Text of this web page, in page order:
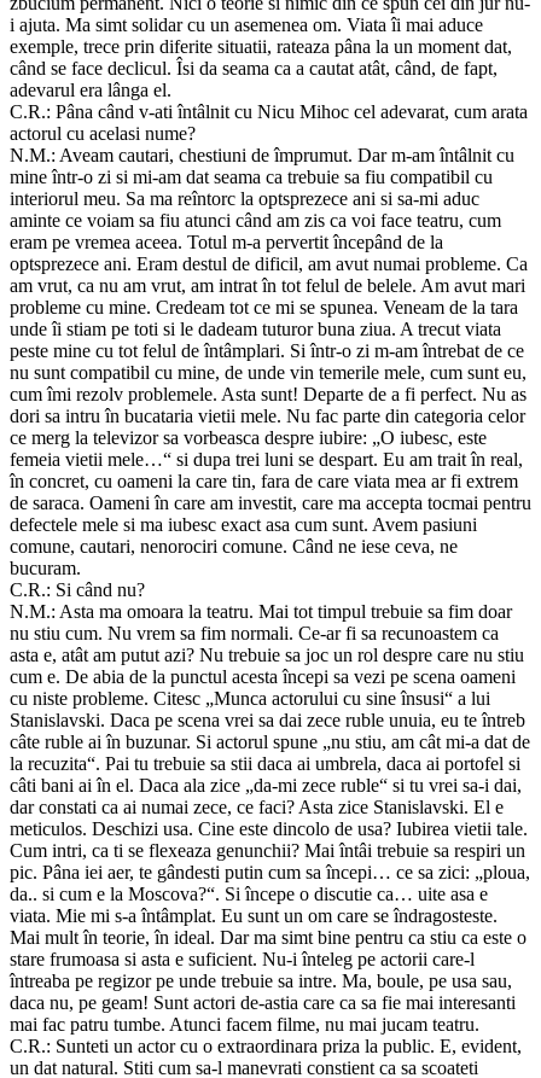
i ajuta. Ma simt solidar cu un asemenea om. Viata îi mai aduce
exemple, trece prin diferite situatii, rateaza pâna la un moment dat,
când se face declicul. Îsi da seama ca a cautat atât, când, de fapt,
adevarul era lânga el.
C.R.: Pâna când v-ati întâlnit cu Nicu Mihoc cel adevarat, cum arata
actorul cu acelasi nume?
N.M.: Aveam cautari, chestiuni de împrumut. Dar m-am întâlnit cu
mine într-o zi si mi-am dat seama ca trebuie sa fiu compatibil cu
interiorul meu. Sa ma reîntorc la optsprezece ani si sa-mi aduc
aminte ce voiam sa fiu atunci când am zis ca voi face teatru, cum
eram pe vremea aceea. Totul m-a pervertit începând de la
optsprezece ani. Eram destul de dificil, am avut numai probleme. Ca
am vrut, ca nu am vrut, am intrat în tot felul de belele. Am avut mari
probleme cu mine. Credeam tot ce mi se spunea. Veneam de la tara
unde îi stiam pe toti si le dadeam tuturor buna ziua. A trecut viata
peste mine cu tot felul de întâmplari. Si într-o zi m-am întrebat de ce
nu sunt compatibil cu mine, de unde vin temerile mele, cum sunt eu,
cum îmi rezolv problemele. Asta sunt! Departe de a fi perfect. Nu as
dori sa intru în bucataria vietii mele. Nu fac parte din categoria celor
ce merg la televizor sa vorbeasca despre iubire: „O iubesc, este
femeia vietii mele…“ si dupa trei luni se despart. Eu am trait în real,
în concret, cu oameni la care tin, fara de care viata mea ar fi extrem
de saraca. Oameni în care am investit, care ma accepta tocmai pentru
defectele mele si ma iubesc exact asa cum sunt. Avem pasiuni
comune, cautari, nenorociri comune. Când ne iese ceva, ne
bucuram.
C.R.: Si când nu?
N.M.: Asta ma omoara la teatru. Mai tot timpul trebuie sa fim doar
nu stiu cum. Nu vrem sa fim normali. Ce-ar fi sa recunoastem ca
asta e, atât am putut azi? Nu trebuie sa joc un rol despre care nu stiu
cum e. De abia de la punctul acesta începi sa vezi pe scena oameni
cu niste probleme. Citesc „Munca actorului cu sine însusi“ a lui
Stanislavski. Daca pe scena vrei sa dai zece ruble unuia, eu te întreb
câte ruble ai în buzunar. Si actorul spune „nu stiu, am cât mi-a dat de
la recuzita“. Pai tu trebuie sa stii daca ai umbrela, daca ai portofel si
câti bani ai în el. Daca ala zice „da-mi zece ruble“ si tu vrei sa-i dai,
dar constati ca ai numai zece, ce faci? Asta zice Stanislavski. El e
meticulos. Deschizi usa. Cine este dincolo de usa? Iubirea vietii tale.
Cum intri, ca ti se flexeaza genunchii? Mai întâi trebuie sa respiri un
pic. Pâna iei aer, te gândesti putin cum sa începi… ce sa zici: „ploua,
da.. si cum e la Moscova?“. Si începe o discutie ca… uite asa e
viata. Mie mi s-a întâmplat. Eu sunt un om care se îndragosteste.
Mai mult în teorie, în ideal. Dar ma simt bine pentru ca stiu ca este o
stare frumoasa si asta e suficient. Nu-i înteleg pe actorii care-l
întreaba pe regizor pe unde trebuie sa intre. Ma, boule, pe usa sau,
daca nu, pe geam! Sunt actori de-astia care ca sa fie mai interesanti
mai fac patru tumbe. Atunci facem filme, nu mai jucam teatru.
C.R.: Sunteti un actor cu o extraordinara priza la public. E, evident,
un dat natural. Stiti cum sa-l manevrati constient ca sa scoateti